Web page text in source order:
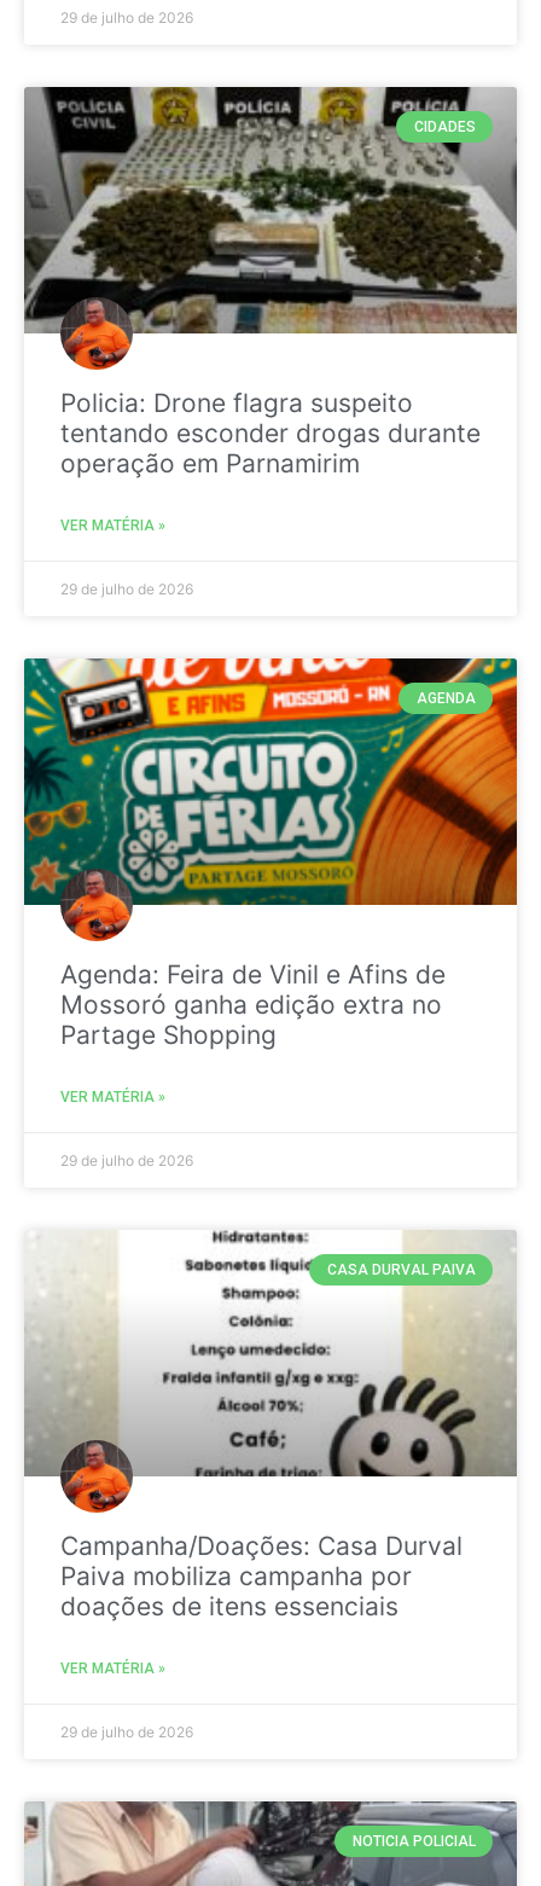
29 de julho de 2026
CIDADES
Policia: Drone flagra suspeito
tentando esconder drogas durante
operação em Parnamirim
VER MATÉRIA »
29 de julho de 2026
AGENDA
Agenda: Feira de Vinil e Afins de
Mossoró ganha edição extra no
Partage Shopping
VER MATÉRIA »
29 de julho de 2026
CASA DURVAL PAIVA
Campanha/Doações: Casa Durval
Paiva mobiliza campanha por
doações de itens essenciais
VER MATÉRIA »
29 de julho de 2026
NOTICIA POLICIAL